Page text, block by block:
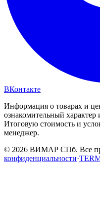
ВКонтакте
Информация о товарах и
ознакомительный характер
Итоговую стоимость и
менеджер.
© 2026 ВИМАР СПб. Все
конфиденциальности·